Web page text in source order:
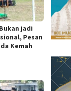
jadi
Pesan
Kemah